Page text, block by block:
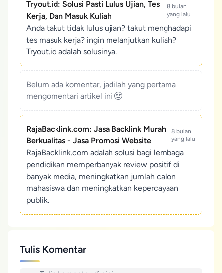
Tryout.id: Solusi Pasti Lulus Ujian, Tes
Kerja, Dan Masuk Kuliah
8 bulan
yang lalu
Anda takut tidak lulus ujian? takut menghadapi
tes masuk kerja? ingin melanjutkan kuliah?
Tryout.id adalah solusinya.
Belum ada komentar, jadilah yang pertama
mengomentari artikel ini
RajaBacklink.com: Jasa Backlink Murah
Berkualitas - Jasa Promosi Website
8 bulan
yang lalu
RajaBacklink.com adalah solusi bagi lembaga
pendidikan memperbanyak review positif di
banyak media, meningkatkan jumlah calon
mahasiswa dan meningkatkan kepercayaan
publik.
Tulis Komentar